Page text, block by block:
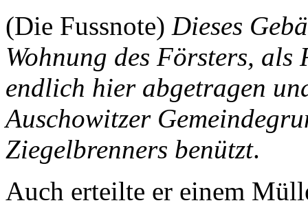
(Die Fussnote) Dieses
Wohnung des Försters,
endlich hier abgetragen
Auschowitzer
Ziegelbrenners benützt.
Auch erteilte er einem